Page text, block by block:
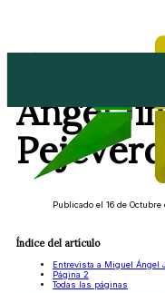
Ángel
Publicado el 16 de Octubre
Índice del artículo
Entrevista a Miguel Ángel
Página 2
Todas las páginas